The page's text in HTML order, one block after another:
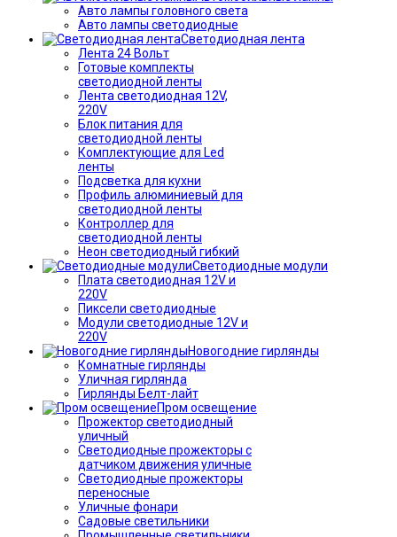
Авто лампы головного света
Авто лампы светодиодные
Светодиодная лента
Лента 24 Вольт
Готовые комплекты
светодиодной ленты
Лента светодиодная 12V,
220V
Блок питания для
светодиодной ленты
Комплектующие для Led
ленты
Подсветка для кухни
Профиль алюминиевый для
светодиодной ленты
Контроллер для
светодиодной ленты
Неон светодиодный гибкий
Светодиодные модули
Плата светодиодная 12V и
220V
Пиксели светодиодные
Модули светодиодные 12V и
220V
Новогодние гирлянды
Комнатные гирлянды
Уличная гирлянда
Гирлянды Белт-лайт
Пром освещение
Прожектор светодиодный
уличный
Светодиодные прожекторы с
датчиком движения уличные
Светодиодные прожекторы
переносные
Уличные фонари
Садовые светильники